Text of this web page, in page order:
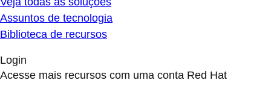
Assuntos de tecnologia
Biblioteca de recursos
Login
Acesse mais recursos com uma conta Red Hat